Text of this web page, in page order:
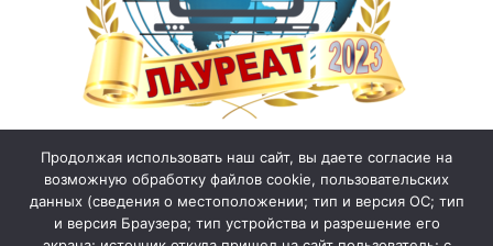
Продолжая использовать наш сайт, вы даете согласие на
возможную обработку файлов cookie, пользовательских
данных (сведения о местоположении; тип и версия ОС; тип
и версия Браузера; тип устройства и разрешение его